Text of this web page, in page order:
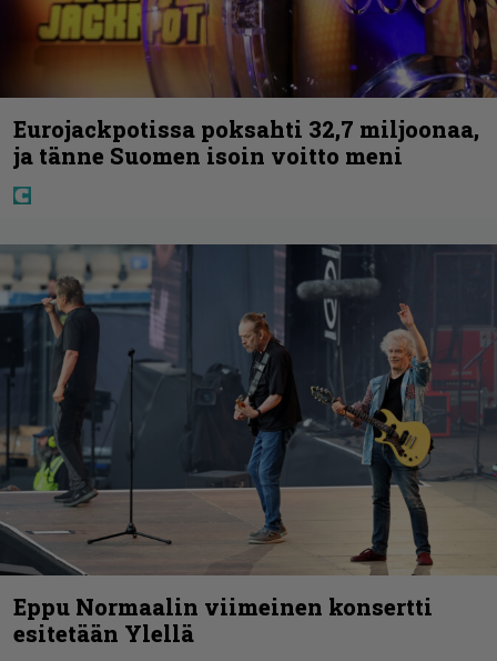
Eurojackpotissa poksahti 32,7 miljoonaa,
ja tänne Suomen isoin voitto meni
Eppu Normaalin viimeinen konsertti
esitetään Ylellä